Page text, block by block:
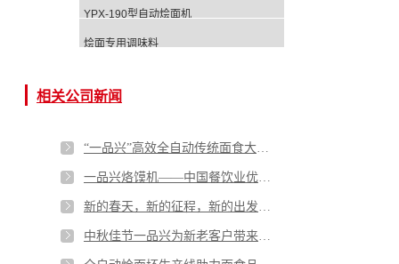
YPX-190型自动烩面机
烩面专用调味料
相关公司新闻